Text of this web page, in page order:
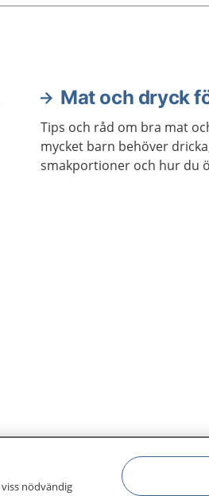
Mat och dryck
Tips och råd om bra mat
mycket barn behöver
smakportioner och hur du
nödvändig